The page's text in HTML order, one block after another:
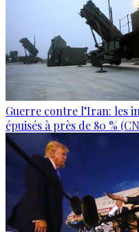
Guerre contre l’Iran: les
épuisés à près de 80 %